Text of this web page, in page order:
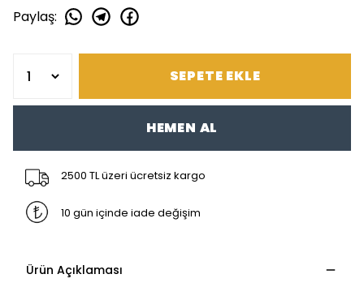
Paylaş:
SEPETE EKLE
HEMEN AL
2500 TL üzeri ücretsiz kargo
10 gün içinde iade değişim
Ürün Açıklaması